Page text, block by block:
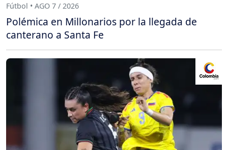
Fútbol • AGO 7 / 2026
Polémica en Millonarios por la llegada de
canterano a Santa Fe